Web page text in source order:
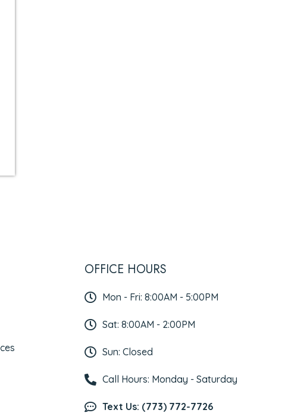
OFFICE HOURS
Mon - Fri: 8:00AM - 5:00PM
Sat: 8:00AM - 2:00PM
Sun: Closed
Call Hours: Monday - Saturday
Text Us: (773) 772-7726